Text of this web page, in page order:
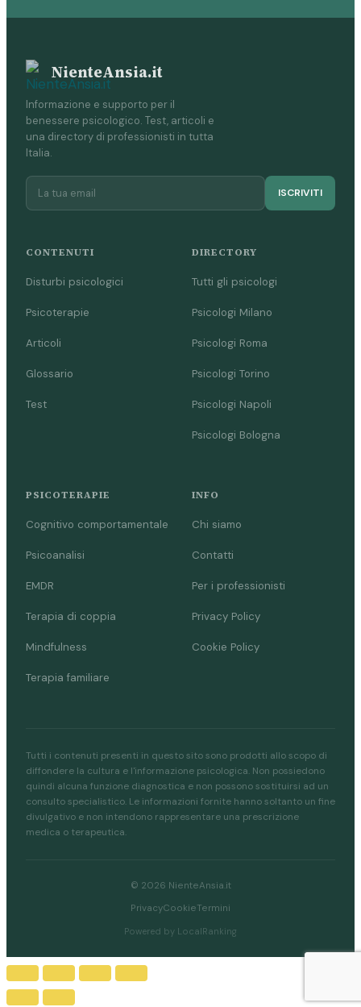
NienteAnsia.it
Informazione e supporto per il
benessere psicologico. Test, articoli e
una directory di professionisti in tutta
Italia.
ISCRIVITI
CONTENUTI
Disturbi psicologici
Psicoterapie
Articoli
Glossario
Test
DIRECTORY
Tutti gli psicologi
Psicologi Milano
Psicologi Roma
Psicologi Torino
Psicologi Napoli
Psicologi Bologna
PSICOTERAPIE
Cognitivo comportamentale
Psicoanalisi
EMDR
Terapia di coppia
Mindfulness
Terapia familiare
INFO
Chi siamo
Contatti
Per i professionisti
Privacy Policy
Cookie Policy
Tutti i contenuti presenti in questo sito sono prodotti allo scopo di
diffondere la cultura e l'informazione psicologica. Non possiedono
quindi alcuna funzione diagnostica e non possono sostituirsi ad un
consulto specialistico. Le informazioni fornite hanno soltanto un fine
divulgativo e non intendono rappresentare una prescrizione
medica o terapeutica.
© 2026 NienteAnsia.it
PrivacyCookieTermini
Powered by LocalRanking